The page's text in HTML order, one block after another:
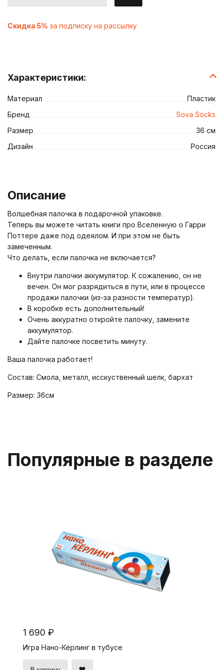
Характеристики:
Материал
Пластик
Бренд
Sova Socks
Размер
36 см
Дизайн
Россия
Скидка 5% за подписку на рассылку
Описание
Волшебная палочка в подарочной упаковке.
Теперь вы можете читать книги про Вселенную о Гарри
Поттере даже под одеялом. И при этом не быть
замеченным.
Что делать, если палочка не включается?
Внутри палочки аккумулятор. К сожалению, он не
вечен. Он мог разрядиться в пути, или в процессе
продажи палочки (из-за разности температур).
В коробке есть дополнительный!
Очень аккуратно откройте палочку, замените
аккумулятор.
Дайте палочке посветить минуту.
Ваша палочка работает!
Состав: Смола, металл, исскуственный шелк, бархат
Размер: 36см
Популярные в разделе
1 690 ₽
Игра Нано-Кёрлинг в тубусе